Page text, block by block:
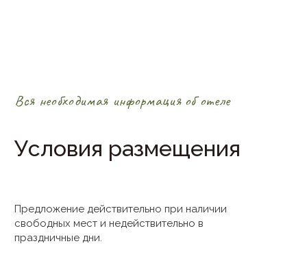
Вся необходимая информация об отеле
Условия размещения
Предложение действительно при наличии
свободных мест и недействительно в
праздничные дни.